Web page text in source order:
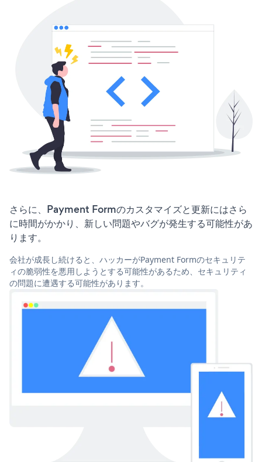
さらに、Payment Formのカスタマイズと更新にはさら
に時間がかかり、新しい問題やバグが発生する可能性があ
ります。
会社が成長し続けると、ハッカーがPayment Formのセキュリテ
ィの脆弱性を悪用しようとする可能性があるため、セキュリティ
の問題に遭遇する可能性があります。